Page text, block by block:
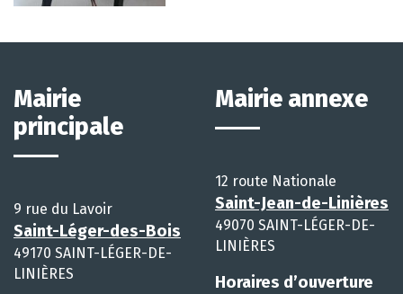
Mairie
principale
9 rue du Lavoir
Saint-Léger-des-Bois
49170 SAINT-LÉGER-DE-
LINIÈRES
Mairie annexe
12 route Nationale
Saint-Jean-de-Linières
49070 SAINT-LÉGER-DE-
LINIÈRES
Horaires d’ouverture